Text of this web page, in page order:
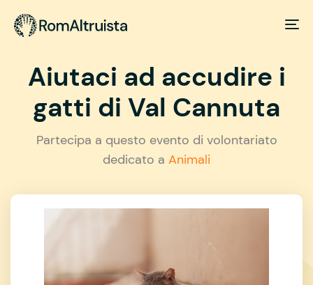
Aiutaci ad accudire i
gatti di Val Cannuta
Partecipa a questo evento di volontariato
dedicato a Animali